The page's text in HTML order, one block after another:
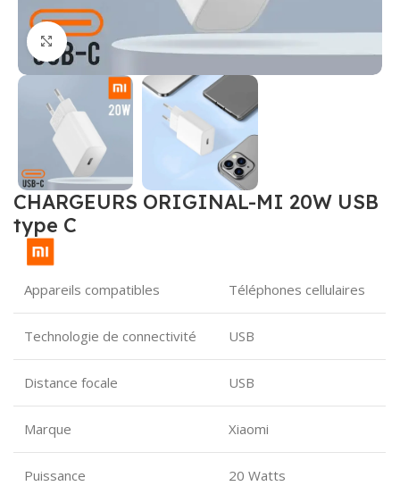
Click to enlarge
CHARGEURS ORIGINAL-MI 20W USB
type C
Appareils compatibles Téléphones cellulaires
Technologie de connectivité USB
Distance focale USB
Marque Xiaomi
Puissance 20 Watts